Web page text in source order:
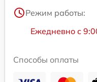
Режим работы:
Ежедневно с
Способы оплаты